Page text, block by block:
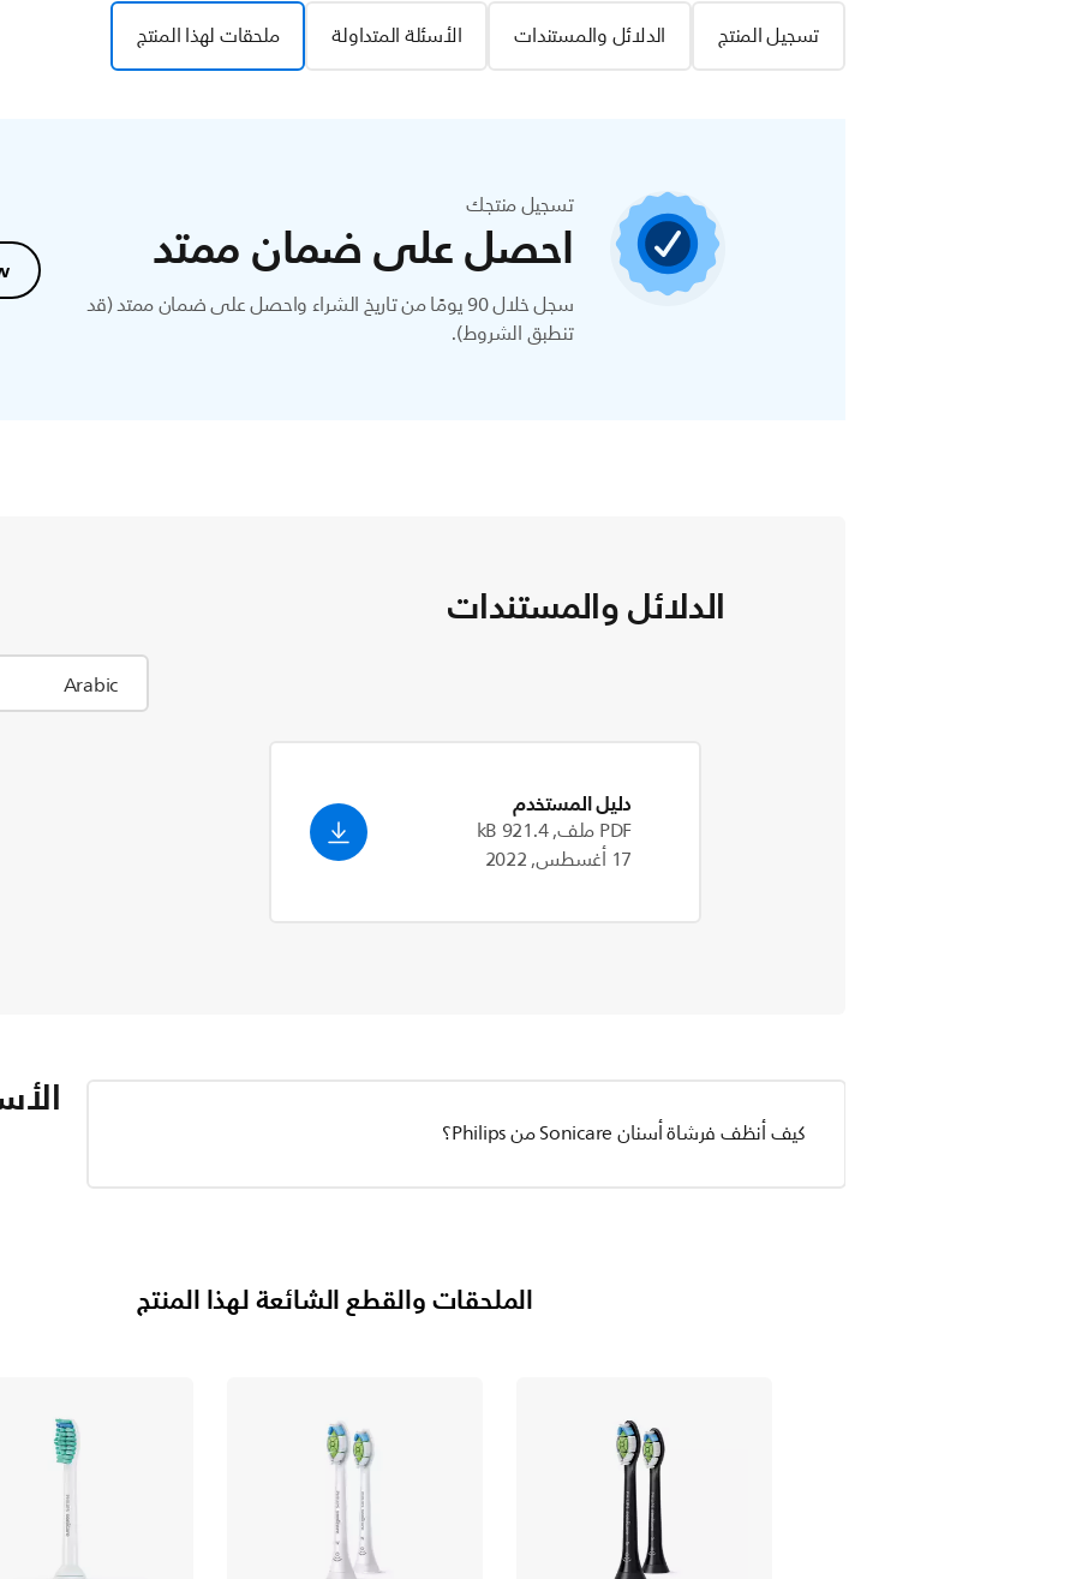
تسجيل المنتج الدلائل والمستندات الأسئلة المتداولة ملحقات لهذا المنتج
تسجيل منتجك
احصل على ضمان ممتد
سجل خلال 90 يومًا من تاريخ الشراء واحصل على ضمان ممتد (قد
تنطبق الشروط).
الدلائل والمستندات
دليل المستخدم
PDF ملف, 921.4 kB
17 أغسطس, 2022
كيف أنظف فرشاة أسنان Sonicare من Philips؟
الملحقات والقطع الشائعة لهذا المنتج